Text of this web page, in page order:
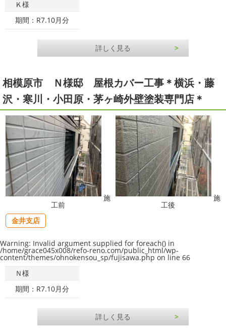
Ｋ様
期間：R7.10月分
詳しく見る
相模原市 Ｎ様邸 屋根カバー工事＊横浜・藤
沢・寒川・小田原・茅ヶ崎外壁塗装専門店＊
施
工前
施
工後
金井支店
Warning: Invalid argument supplied for foreach() in
/home/grace045x008/refo-reno.com/public_html/wp-
content/themes/ohnokensou_sp/fujisawa.php on line 66
Ｎ様
期間：R7.10月分
詳しく見る